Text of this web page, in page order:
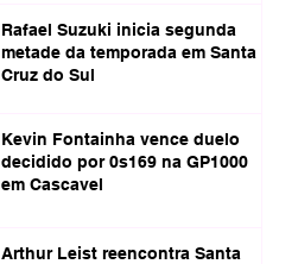
Rafael Suzuki inicia segunda
metade da temporada em Santa
Cruz do Sul
Kevin Fontainha vence duelo
decidido por 0s169 na GP1000
em Cascavel
Arthur Leist reencontra Santa